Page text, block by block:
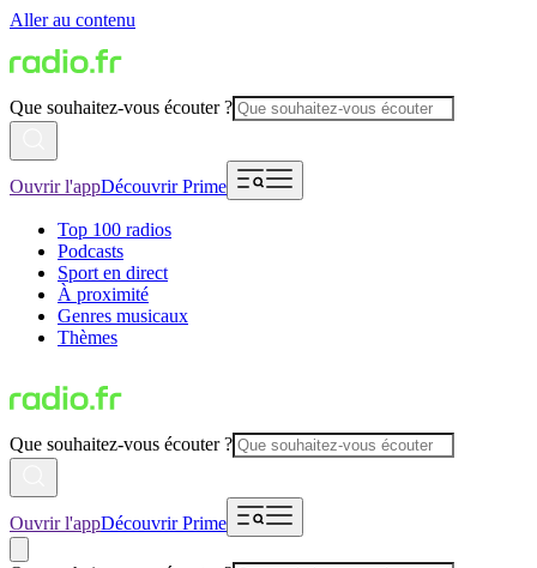
Aller au contenu
Que souhaitez-vous écouter ?
Ouvrir l'appDécouvrir Prime
Top 100 radios
Podcasts
Sport en direct
À proximité
Genres musicaux
Thèmes
Que souhaitez-vous écouter ?
Ouvrir l'appDécouvrir Prime